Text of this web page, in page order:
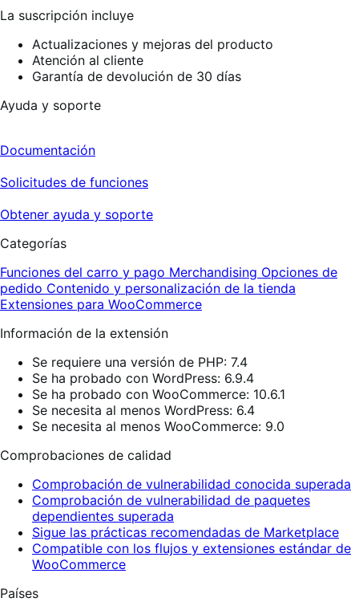
La suscripción incluye
Actualizaciones y mejoras del producto
Atención al cliente
Garantía de devolución de 30 días
Ayuda y soporte
Documentación
Solicitudes de funciones
Obtener ayuda y soporte
Categorías
Funciones del carro y pago Merchandising Opciones de
pedido Contenido y personalización de la tienda
Extensiones para WooCommerce
Información de la extensión
Se requiere una versión de PHP: 7.4
Se ha probado con WordPress: 6.9.4
Se ha probado con WooCommerce: 10.6.1
Se necesita al menos WordPress: 6.4
Se necesita al menos WooCommerce: 9.0
Comprobaciones de calidad
Comprobación de vulnerabilidad conocida superada
Comprobación de vulnerabilidad de paquetes
dependientes superada
Sigue las prácticas recomendadas de Marketplace
Compatible con los flujos y extensiones estándar de
WooCommerce
Países